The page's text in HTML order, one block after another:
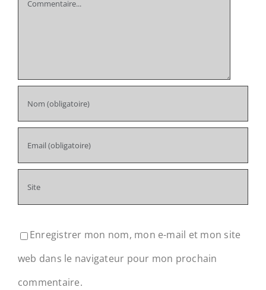
Enregistrer mon nom, mon e-mail et mon site
web dans le navigateur pour mon prochain
commentaire.